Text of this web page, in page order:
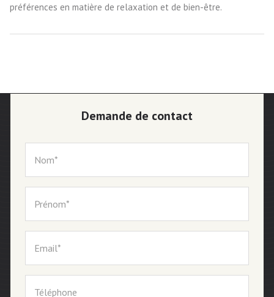
préférences en matière de relaxation et de bien-être.
Demande de contact